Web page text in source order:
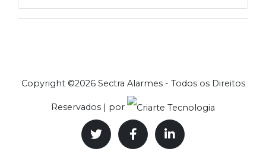
Copyright ©2026 Sectra Alarmes - Todos os Direitos
Reservados | por